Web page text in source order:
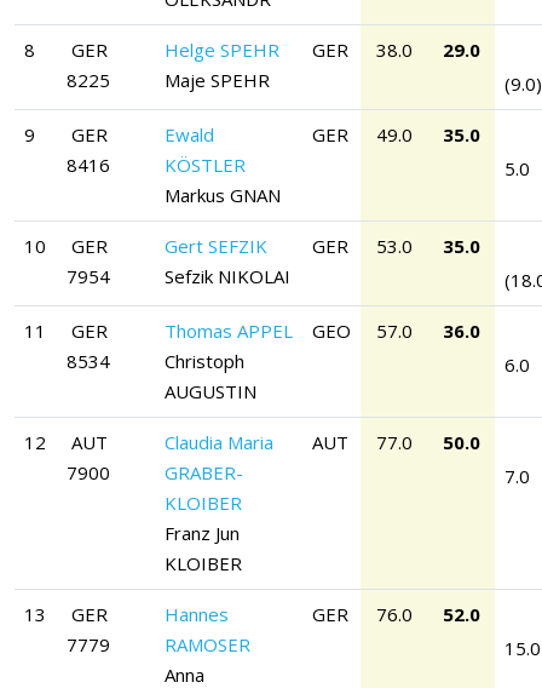
8
GER
8225
Helge SPEHR
Maje SPEHR
GER 38.0
29.0
(9.0)
9
GER
8416
Ewald
KÖSTLER
Markus GNAN
GER 49.0
35.0
5.0
10
GER
7954
Gert SEFZIK
Sefzik NIKOLAI
GER 53.0
35.0
11
GER
8534
Thomas APPEL
Christoph
AUGUSTIN
GEO 57.0
36.0
6.0
12
AUT
7900
Claudia Maria
GRABER-
KLOIBER
Franz Jun
KLOIBER
AUT 77.0
50.0
7.0
13
GER
7779
Hannes
RAMOSER
Anna
GER 76.0
52.0
15.0